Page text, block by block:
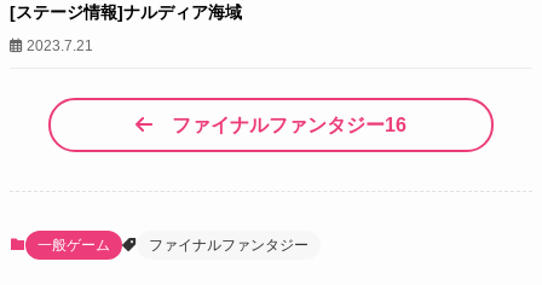
[ステージ情報]ナルディア海域
2023.7.21
ファイナルファンタジー16
一般ゲーム ファイナルファンタジー